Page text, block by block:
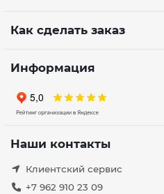
Как сделать заказ
Информация
Наши контакты
Клиентский сервис
+7 962 910 23 09